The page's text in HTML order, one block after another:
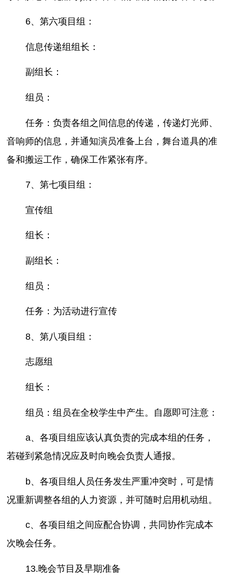
6、第六项目组：
信息传递组组长：
副组长：
组员：
任务：负责各组之间信息的传递，传递灯光师、
音响师的信息，并通知演员准备上台，舞台道具的准
备和搬运工作，确保工作紧张有序。
7、第七项目组：
宣传组
组长：
副组长：
组员：
任务：为活动进行宣传
8、第八项目组：
志愿组
组长：
组员：组员在全校学生中产生。自愿即可注意：
a、各项目组应该认真负责的完成本组的任务，
若碰到紧急情况应及时向晚会负责人通报。
b、各项目组人员任务发生严重冲突时，可是情
况重新调整各组的人力资源，并可随时启用机动组。
c、各项目组之间应配合协调，共同协作完成本
次晚会任务。
13.晚会节目及早期准备